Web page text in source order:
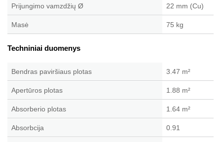
Prijungimo vamzdžių Ø 22 mm (Cu)
Masė 75 kg
Techniniai duomenys
Bendras paviršiaus plotas 3.47 m²
Apertūros plotas 1.88 m²
Absorberio plotas 1.64 m²
Absorbcija 0.91